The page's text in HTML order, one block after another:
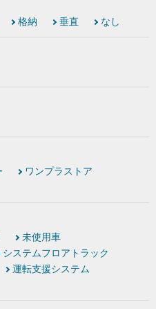
格納 垂直 なし
ワンプラストア
未使用車
システムフロアトラック
運転支援システム